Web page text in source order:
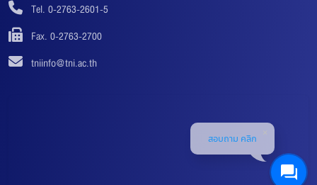
Tel. 0-2763-2601-5
Fax. 0-2763-2700
tniinfo@tni.ac.th
สอบถาม คลิก